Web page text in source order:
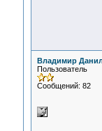
Владимир
Пользователь
Сообщений: 82